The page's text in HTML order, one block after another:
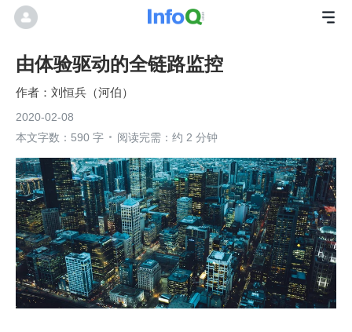
由体验驱动的全链路监控
刘恒兵（河伯）
2020-02-08
本文字数：590 字
阅读完需：约 2 分钟